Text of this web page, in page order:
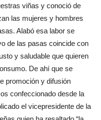
viñas y conoció de
las mujeres y hombres
Alabó esa labor se
de las pasas coincide con
y saludable que quieren
De ahí que se
promoción y difusión
confeccionado desde la
el vicepresidente de la